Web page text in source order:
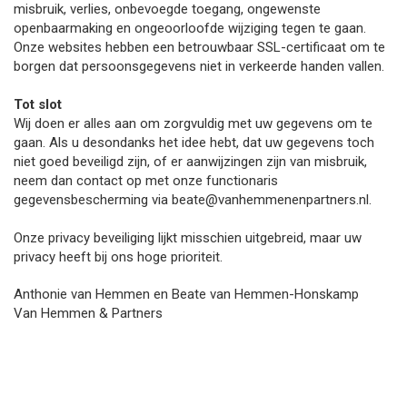
misbruik, verlies, onbevoegde toegang, ongewenste
openbaarmaking en ongeoorloofde wijziging tegen te gaan.
Onze websites hebben een betrouwbaar SSL-certificaat om te
borgen dat persoonsgegevens niet in verkeerde handen vallen.
Tot slot
Wij doen er alles aan om zorgvuldig met uw gegevens om te
gaan. Als u desondanks het idee hebt, dat uw gegevens toch
niet goed beveiligd zijn, of er aanwijzingen zijn van misbruik,
neem dan contact op met onze functionaris
gegevensbescherming via beate@vanhemmenenpartners.nl.
Onze privacy beveiliging lijkt misschien uitgebreid, maar uw
privacy heeft bij ons hoge prioriteit.
Anthonie van Hemmen en Beate van Hemmen-Honskamp
Van Hemmen & Partners